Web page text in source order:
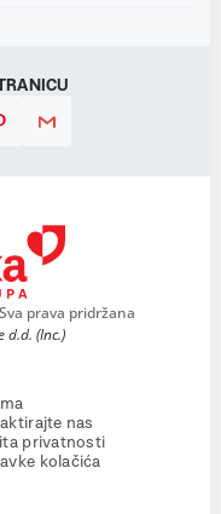
prava pridržana
(Inc.)
nas
privatnosti
kolačića